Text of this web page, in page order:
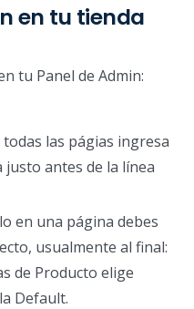
en tu tienda
tu Panel de Admin:
las págias ingresa
justo antes de la línea
en una página debes
usualmente al final:
de Producto elige
Default.